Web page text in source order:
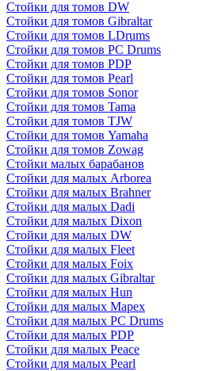
Стойки для томов DW
Стойки для томов Gibraltar
Стойки для томов LDrums
Стойки для томов PC Drums
Стойки для томов PDP
Стойки для томов Pearl
Стойки для томов Sonor
Стойки для томов Tama
Стойки для томов TJW
Стойки для томов Yamaha
Стойки для томов Zowag
Стойки малых барабанов
Стойки для малых Arborea
Стойки для малых Brahner
Стойки для малых Dadi
Стойки для малых Dixon
Стойки для малых DW
Стойки для малых Fleet
Стойки для малых Foix
Стойки для малых Gibraltar
Стойки для малых Hun
Стойки для малых Mapex
Стойки для малых PC Drums
Стойки для малых PDP
Стойки для малых Peace
Стойки для малых Pearl